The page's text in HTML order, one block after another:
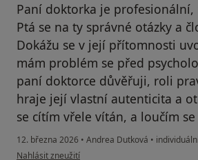
Paní doktorka je profesionální,
Ptá se na ty správné otázky a
Dokážu se v její přítomnosti
mám problém se před
paní doktorce důvěřuji, roli
hraje její vlastní autenticita a
se cítím vřele vítán, a loučím
12. března 2026 • Andrea Dutková •
podle názoru uživatele Tomáš Kupčík
Nahlásit zneužití